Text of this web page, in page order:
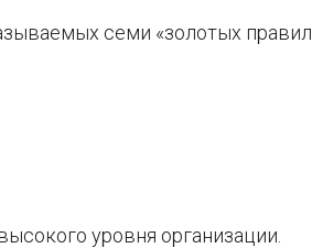
семи «золотых
уровня организации.